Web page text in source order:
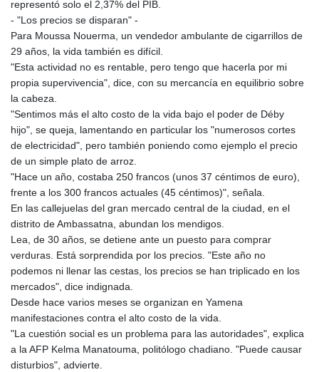
KYD 0.960588
KZT 540.233287
LAK 26025.676609
LBP
LKR 386.635196
LRD 208.057415
LSL 18.726567
LTL 3.413768
LVL 0.699335
LYD 7.331909
MAD 10.743067
MDL 20.044751
MGA 4918.938878
MKD 61.524236
MMK 2427.596601
MNT 4159.0218
MOP 9.314584
MRU 46.338424
MUR 54.419742
MVR 17.862733
MWK 1998.775164
representó solo el 2,37% del PIB.
- "Los precios se disparan" -
Para Moussa Nouerma, un vendedor ambulante de cigarrillos de
29 años, la vida también es difícil.
"Esta actividad no es rentable, pero tengo que hacerla por mi
propia supervivencia", dice, con su mercancía en equilibrio sobre
la cabeza.
"Sentimos más el alto costo de la vida bajo el poder de Déby
hijo", se queja, lamentando en particular los "numerosos cortes
de electricidad", pero también poniendo como ejemplo el precio
de un simple plato de arroz.
"Hace un año, costaba 250 francos (unos 37 céntimos de euro),
frente a los 300 francos actuales (45 céntimos)", señala.
En las callejuelas del gran mercado central de la ciudad, en el
distrito de Ambassatna, abundan los mendigos.
Lea, de 30 años, se detiene ante un puesto para comprar
verduras. Está sorprendida por los precios. "Este año no
podemos ni llenar las cestas, los precios se han triplicado en los
mercados", dice indignada.
Desde hace varios meses se organizan en Yamena
manifestaciones contra el alto costo de la vida.
"La cuestión social es un problema para las autoridades", explica
a la AFP Kelma Manatouma, politólogo chadiano. "Puede causar
disturbios", advierte.